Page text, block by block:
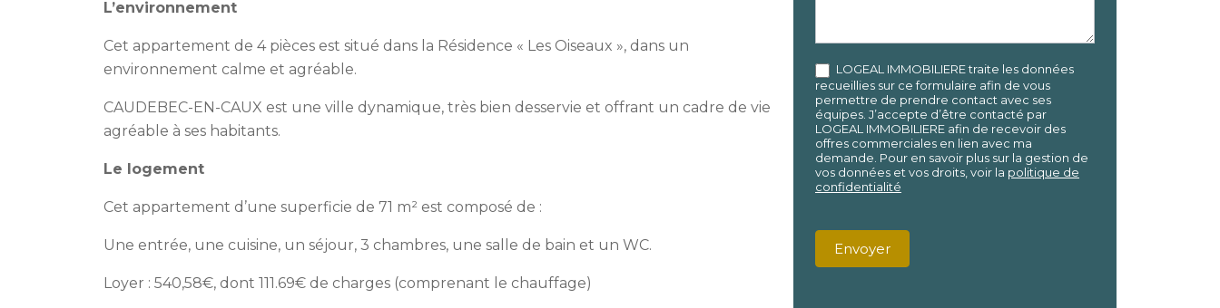
L’environnement
Cet appartement de 4 pièces est situé dans la Résidence « Les Oiseaux », dans un
environnement calme et agréable.
CAUDEBEC-EN-CAUX est une ville dynamique, très bien desservie et offrant un cadre de vie
agréable à ses habitants.
Le logement
Cet appartement d’une superficie de 71 m² est composé de :
Une entrée, une cuisine, un séjour, 3 chambres, une salle de bain et un WC.
Loyer : 540,58€, dont 111.69€ de charges (comprenant le chauffage)
LOGEAL IMMOBILIERE traite les données
recueillies sur ce formulaire afin de vous
permettre de prendre contact avec ses
équipes. J’accepte d’être contacté par
LOGEAL IMMOBILIERE afin de recevoir des
offres commerciales en lien avec ma
demande. Pour en savoir plus sur la gestion de
vos données et vos droits, voir la politique de
confidentialité
Envoyer